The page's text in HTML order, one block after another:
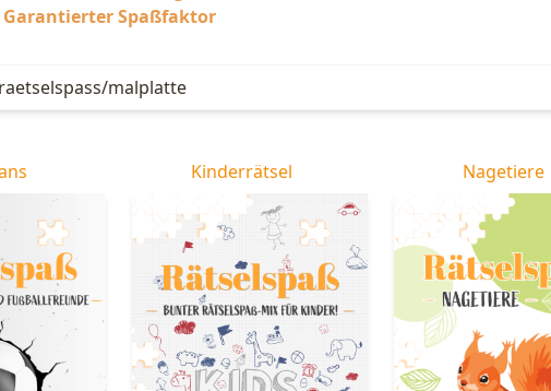
Garantierter Spaßfaktor
malplatte
Kinderrätsel Nagetiere